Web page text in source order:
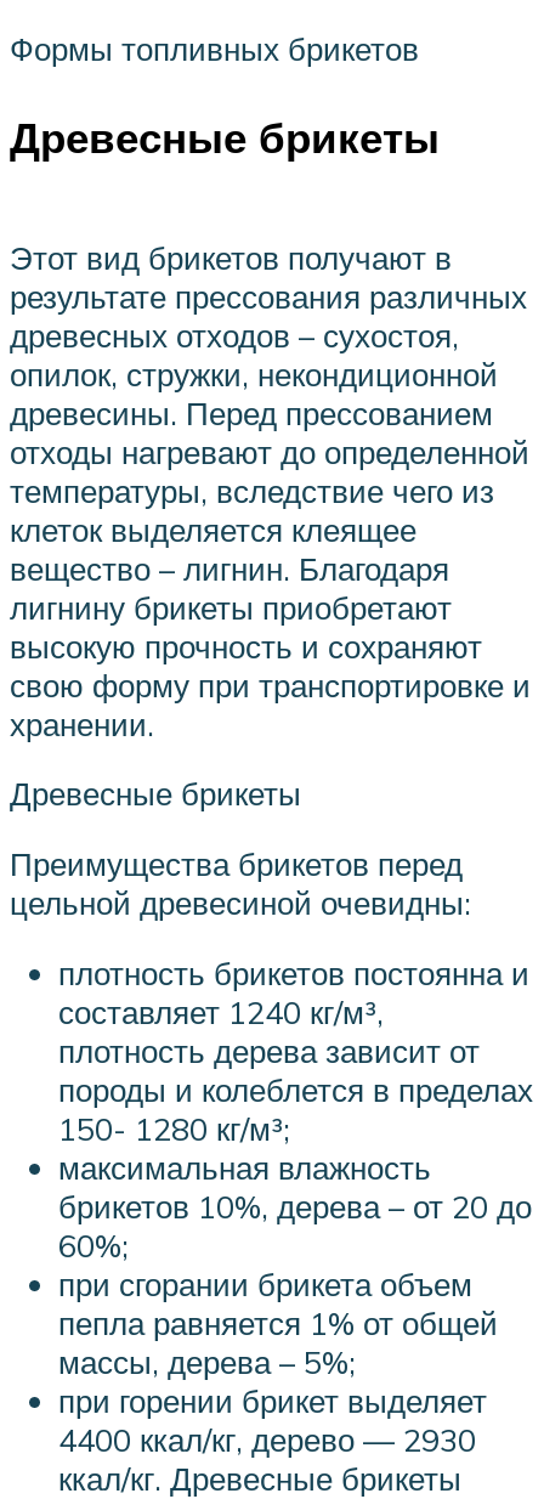
Формы топливных брикетов
Древесные брикеты
Этот вид брикетов получают в
результате прессования различных
древесных отходов – сухостоя,
опилок, стружки, некондиционной
древесины. Перед прессованием
отходы нагревают до определенной
температуры, вследствие чего из
клеток выделяется клеящее
вещество – лигнин. Благодаря
лигнину брикеты приобретают
высокую прочность и сохраняют
свою форму при транспортировке и
хранении.
Древесные брикеты
Преимущества брикетов перед
цельной древесиной очевидны:
плотность брикетов постоянна и
составляет 1240 кг/м³,
плотность дерева зависит от
породы и колеблется в пределах
150- 1280 кг/м³;
максимальная влажность
брикетов 10%, дерева – от 20 до
60%;
при сгорании брикета объем
пепла равняется 1% от общей
массы, дерева – 5%;
при горении брикет выделяет
4400 ккал/кг, дерево — 2930
ккал/кг. Древесные брикеты